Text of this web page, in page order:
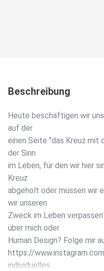
Beschreibung
Heute beschäftigen wir
auf der
einen Seite "das Kreuz mit
der Sinn
im Leben, für den wir hier
Kreuz
abgeholt oder müssen wir
wir unseren
Zweck im Leben
über mich oder
Human Design? Folge mir
https://
individuelles